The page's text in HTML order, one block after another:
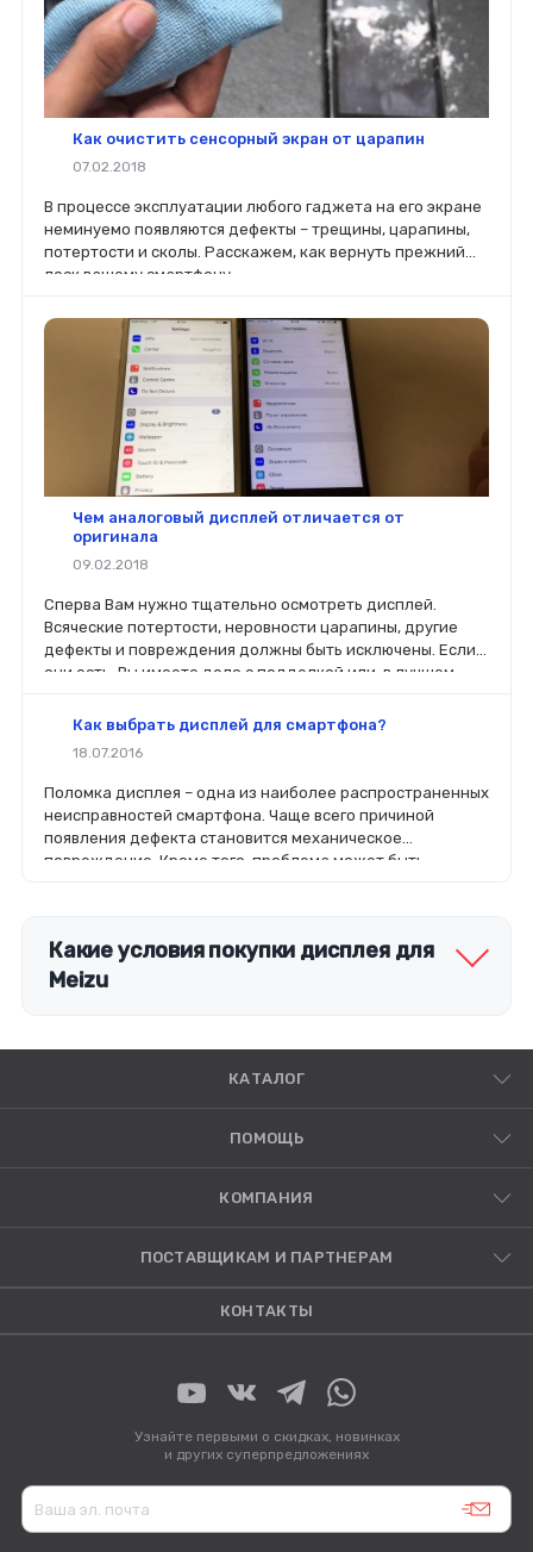
Как очистить сенсорный экран от царапин
07.02.2018
В процессе эксплуатации любого гаджета на его экране
неминуемо появляются дефекты – трещины, царапины,
потертости и сколы. Расскажем, как вернуть прежний
лоск вашему смартфону.
Чем аналоговый дисплей отличается от
оригинала
09.02.2018
Сперва Вам нужно тщательно осмотреть дисплей.
Всяческие потертости, неровности царапины, другие
дефекты и повреждения должны быть исключены. Если
они есть, Вы имеете дело с подделкой или, в лучшем
Как выбрать дисплей для смартфона?
18.07.2016
Поломка дисплея – одна из наиболее распространенных
неисправностей смартфона. Чаще всего причиной
появления дефекта становится механическое
повреждение. Кроме того, проблема может быть
Какие условия покупки дисплея для
Meizu
КАТАЛОГ
ПОМОЩЬ
КОМПАНИЯ
ПОСТАВЩИКАМ И ПАРТНЕРАМ
КОНТАКТЫ
Узнайте первыми о скидках, новинках
и других суперпредложениях